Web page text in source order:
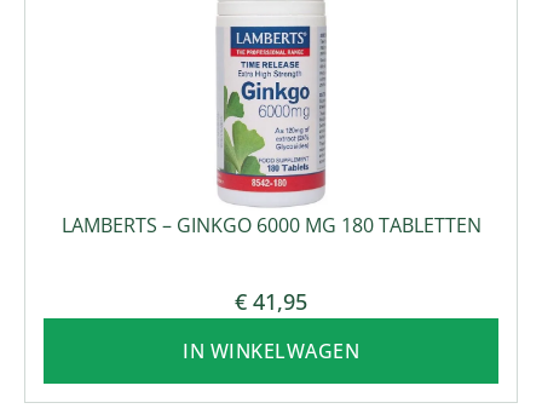
LAMBERTS – GINKGO 6000 MG 180 TABLETTEN
€ 41,95
IN WINKELWAGEN